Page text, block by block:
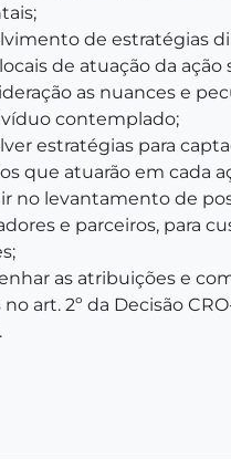
de estratégias
de atuação da ação
as nuances e
contemplado;
estratégias para
que atuarão em cada
no levantamento de
e parceiros, para
as atribuições e
art. 2º da Decisão